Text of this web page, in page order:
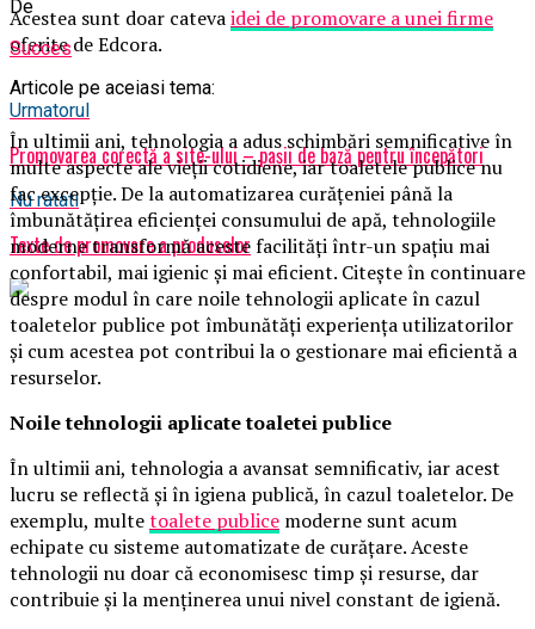
Acestea sunt doar catevaidei de promovare a unei firme
oferite de Edcora.
Articole pe aceiasi tema:
Urmatorul
Promovarea corectă a site-ului – pașii de bază pentru începători
Nu ratati
Texte de promovare a produselor
De
Succes
În ultimii ani, tehnologia a adus schimbări semnificative în
multe aspecte ale vieții cotidiene, iar toaletele publice nu
fac excepție. De la automatizarea curățeniei până la
îmbunătățirea eficienței consumului de apă, tehnologiile
moderne transformă aceste facilități într-un spațiu mai
confortabil, mai igienic și mai eficient. Citește în continuare
despre modul în care noile tehnologii aplicate în cazul
toaletelor publice pot îmbunătăți experiența utilizatorilor
și cum acestea pot contribui la o gestionare mai eficientă a
resurselor.
Noile tehnologii aplicate toaletei publice
În ultimii ani, tehnologia a avansat semnificativ, iar acest
lucru se reflectă și în igiena publică, în cazul toaletelor. De
exemplu, multetoalete publice moderne sunt acum
echipate cu sisteme automatizate de curățare. Aceste
tehnologii nu doar că economisesc timp și resurse, dar
contribuie și la menținerea unui nivel constant de igienă.